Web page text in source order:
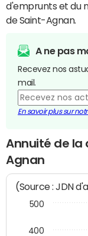
d'emprunts et du
de Saint-Agnan.
A ne pas
Recevez nos
mail.
En savoir plus sur
Annuité de
Agnan
(Source : JDN
400
500